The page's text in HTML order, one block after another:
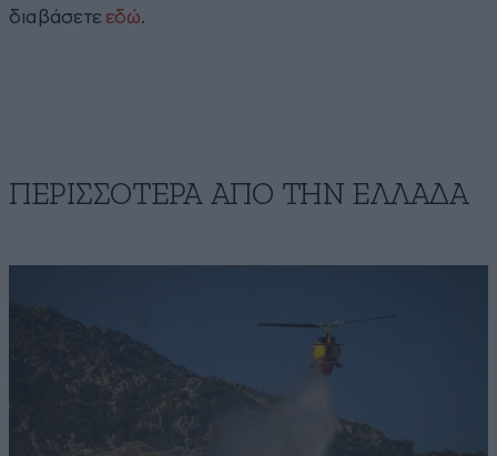
διαβάσετε εδώ.
ΠΕΡΙΣΣΟΤΕΡΑ ΑΠΟ ΤΗΝ ΕΛΛΑΔΑ